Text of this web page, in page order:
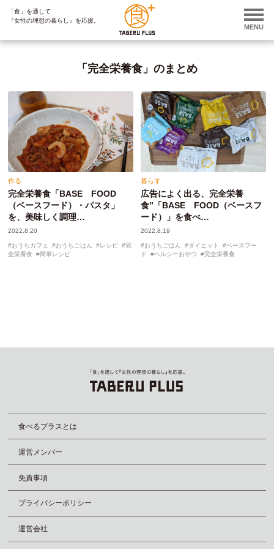
「食」を通して
『女性の理想の暮らし』を応援。
MENU
「完全栄養食」のまとめ
作る
完全栄養食「BASE FOOD
（ベースフード）・パスタ」
を、美味しく調理…
2022.8.20
おうちカフェ おうちごはん レシピ
完
全栄養食
簡単レシピ
暮らす
広告によく出る、完全栄養
食”「BASE FOOD（ベースフ
ード）」を食べ…
2022.8.19
おうちごはん ダイエット
ベースフー
ド
ヘルシーおやつ 完全栄養食
食べるプラスとは
運営メンバー
免責事項
プライバシーポリシー
運営会社